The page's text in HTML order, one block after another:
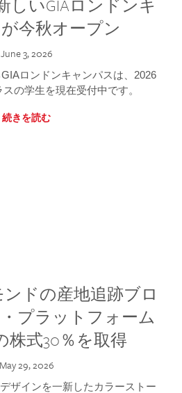
しいGIAロンドンキ
今秋オープン
June 3, 2026
ロンドンキャンパスは、2026
の学生を現在受付中です。
続きを読む
ドの産地追跡ブロ
プラットフォーム
株式30％を取得
May 29, 2026
ザインを一新したカラーストー